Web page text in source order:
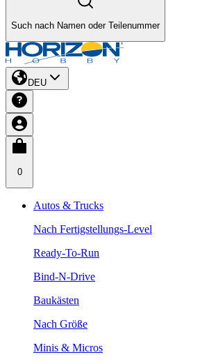
Such nach Namen oder Teilenummer
DEU
0
Autos & Trucks
Nach Fertigstellungs-Level
Ready-To-Run
Bind-N-Drive
Baukästen
Nach Größe
Minis & Micros